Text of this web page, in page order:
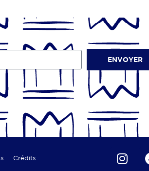
ENVOYER
Crédits